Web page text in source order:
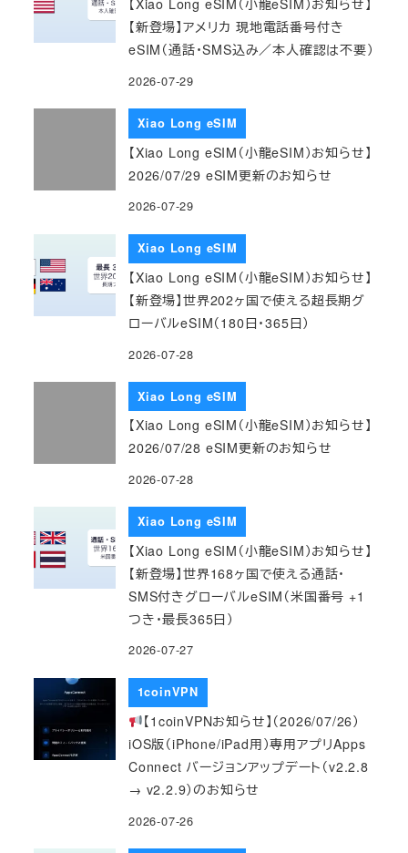
【Xiao Long eSIM（小龍eSIM）お知らせ】
【新登場】アメリカ 現地電話番号付き
eSIM（通話・SMS込み／本人確認は不要）
2026-07-29
Xiao Long eSIM
【Xiao Long eSIM（小龍eSIM）お知らせ】
2026/07/29 eSIM更新のお知らせ
2026-07-29
Xiao Long eSIM
【Xiao Long eSIM（小龍eSIM）お知らせ】
【新登場】世界202ヶ国で使える超長期グ
ローバルeSIM（180日・365日）
2026-07-28
Xiao Long eSIM
【Xiao Long eSIM（小龍eSIM）お知らせ】
2026/07/28 eSIM更新のお知らせ
2026-07-28
Xiao Long eSIM
【Xiao Long eSIM（小龍eSIM）お知らせ】
【新登場】世界168ヶ国で使える通話・
SMS付きグローバルeSIM（米国番号 +1
つき・最長365日）
2026-07-27
1coinVPN
【1coinVPNお知らせ】（2026/07/26）
iOS版（iPhone/iPad用）専用アプリApps
Connect バージョンアップデート（v2.2.8
→ v2.2.9）のお知らせ
2026-07-26